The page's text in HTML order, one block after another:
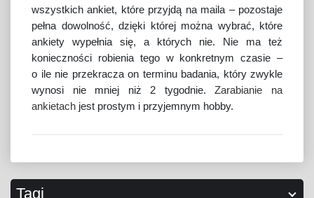
wszystkich ankiet, które przyjdą na maila – pozostaje
pełna dowolność, dzięki której można wybrać, które
ankiety wypełnia się, a których nie. Nie ma też
konieczności robienia tego w konkretnym czasie –
o ile nie przekracza on terminu badania, który zwykle
wynosi nie mniej niż 2 tygodnie.Zarabianie na
ankietach jest prostym i przyjemnym hobby.
Tagi